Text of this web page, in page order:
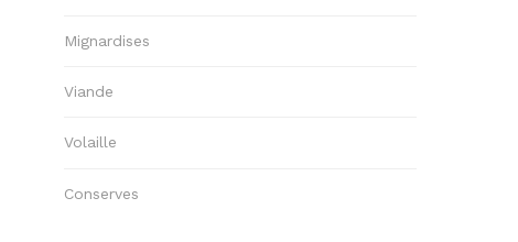
Mignardises
Viande
Volaille
Conserves